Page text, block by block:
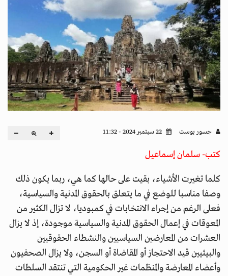
جسور بوست
كتب- سلمان إسماعيل
كلما تغيرت الأشياء، بقيت على حالها كما هي، ربما يكون ذلك
وصفا مناسبا للوضع في ما يتعلق بالحقوق المدنية والسياسية،
فعلى الرغم من إجراء الانتخابات في كمبوديا، لا تزال الكثير من
المعوقات في إعمال الحقوق المدنية والسياسية موجودة، إذ لا يزال
العشرات من المعارضين السياسيين والنشطاء الحقوقيين
والبيئيين قيد الاحتجاز أو المقاضاة أو السجن، ولا يزال الصحفيون
وأعضاء المعارضة والمنظمات غير الحكومية التي تنتقد السلطات